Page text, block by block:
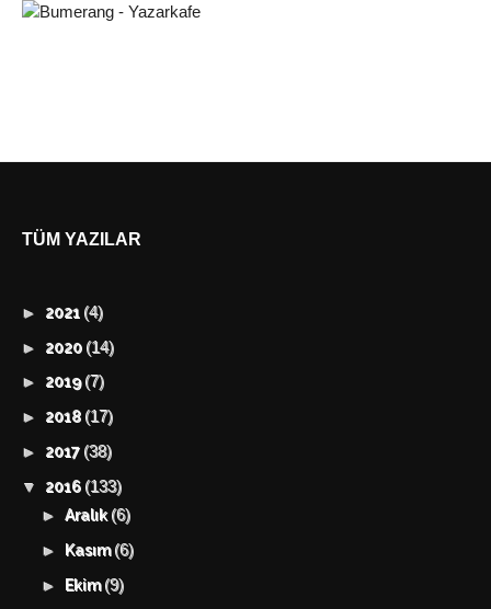
TÜM YAZILAR
► 2021 (4)
► 2020 (14)
► 2019(7)
► 2018 (17)
► 2017 (38)
▼ 2016 (133)
►Aralık(6)
► Kasım(6)
► Ekim(9)